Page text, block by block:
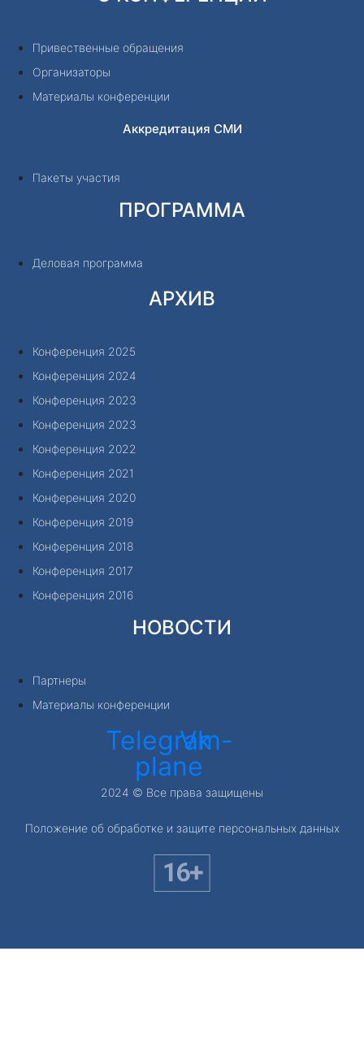
Привественные обращения
Организаторы
Материалы конференции
Аккредитация СМИ
Пакеты участия
ПРОГРАММА
Деловая программа
АРХИВ
Конференция 2025
Конференция 2024
Конференция 2023
Конференция 2023
Конференция 2022
Конференция 2021
Конференция 2020
Конференция 2019
Конференция 2018
Конференция 2017
Конференция 2016
НОВОСТИ
Партнеры
Материалы конференции
Telegram-
plane
Vk
2024 © Все права защищены
Положение об обработке и защите персональных данных